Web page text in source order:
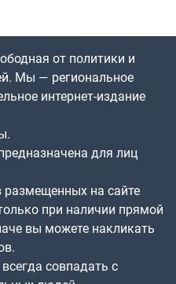
от политики и
Мы — региональное
интернет-издание
для лиц
размещенных на сайте
при наличии прямой
вы можете накликать
совпадать с